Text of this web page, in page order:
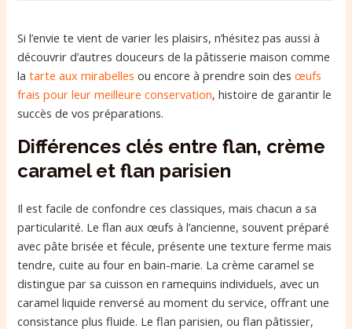
Si l’envie te vient de varier les plaisirs, n’hésitez pas aussi à
découvrir d’autres douceurs de la pâtisserie maison comme
latarte aux mirabelles ou encore à prendre soin desœufs
frais pour leur meilleure conservation, histoire de garantir le
succès de vos préparations.
Différences clés entre flan, crème
caramel et flan parisien
Il est facile de confondre ces classiques, mais chacun a sa
particularité. Le flan aux œufs à l’ancienne, souvent préparé
avec pâte brisée et fécule, présente une texture ferme mais
tendre, cuite au four en bain-marie. La crème caramel se
distingue par sa cuisson en ramequins individuels, avec un
caramel liquide renversé au moment du service, offrant une
consistance plus fluide. Le flan parisien, ou flan pâtissier,